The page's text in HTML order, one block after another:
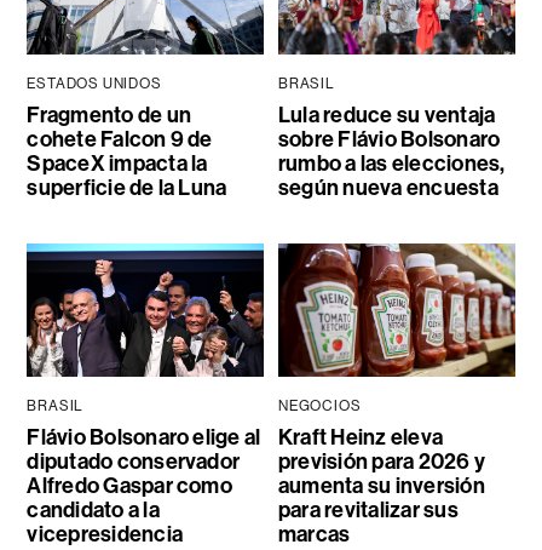
ESTADOS UNIDOS
Fragmento de un
cohete Falcon 9 de
SpaceX impacta la
superficie de la Luna
BRASIL
Lula reduce su ventaja
sobre Flávio Bolsonaro
rumbo a las elecciones,
según nueva encuesta
BRASIL
Flávio Bolsonaro elige al
diputado conservador
Alfredo Gaspar como
candidato a la
vicepresidencia
NEGOCIOS
Kraft Heinz eleva
previsión para 2026 y
aumenta su inversión
para revitalizar sus
marcas